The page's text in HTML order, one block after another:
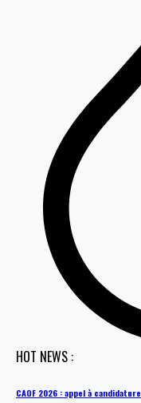
HOT NEWS :
CAOF 2026 : appel à